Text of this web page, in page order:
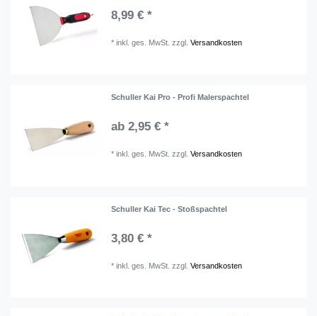
8,99 € *
*inkl. ges. MwSt. zzgl.Versandkosten
Schuller Kai Pro - Profi Malerspachtel
ab 2,95 € *
*inkl. ges. MwSt. zzgl.Versandkosten
Schuller Kai Tec - Stoßspachtel
3,80 € *
*inkl. ges. MwSt. zzgl.Versandkosten